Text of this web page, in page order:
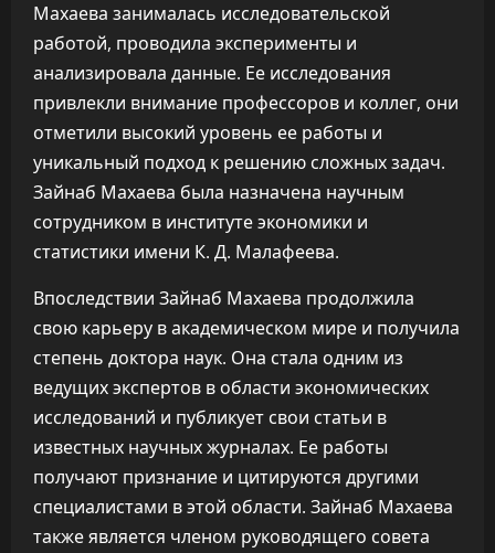
Махаева занималась исследовательской
работой, проводила эксперименты и
анализировала данные. Ее исследования
привлекли внимание профессоров и коллег, они
отметили высокий уровень ее работы и
уникальный подход к решению сложных задач.
Зайнаб Махаева была назначена научным
сотрудником в институте экономики и
статистики имени К. Д. Малафеева.
Впоследствии Зайнаб Махаева продолжила
свою карьеру в академическом мире и получила
степень доктора наук. Она стала одним из
ведущих экспертов в области экономических
исследований и публикует свои статьи в
известных научных журналах. Ее работы
получают признание и цитируются другими
специалистами в этой области. Зайнаб Махаева
также является членом руководящего совета